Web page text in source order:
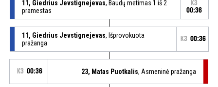
11, Giedrius Jevstignejevas, Baudų metimas 1 iš 2
pramestas
K3
00:36
11, Giedrius Jevstignejevas, Išprovokuota
pražanga
K3 00:36
K3 00:36 23, Matas Puotkalis, Asmeninė pražanga